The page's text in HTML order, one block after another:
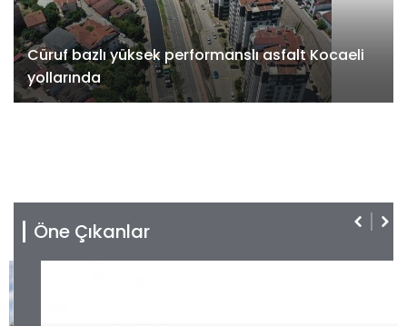
Cüruf bazlı yüksek performanslı asfalt Kocaeli
yollarında
Öne Çıkanlar